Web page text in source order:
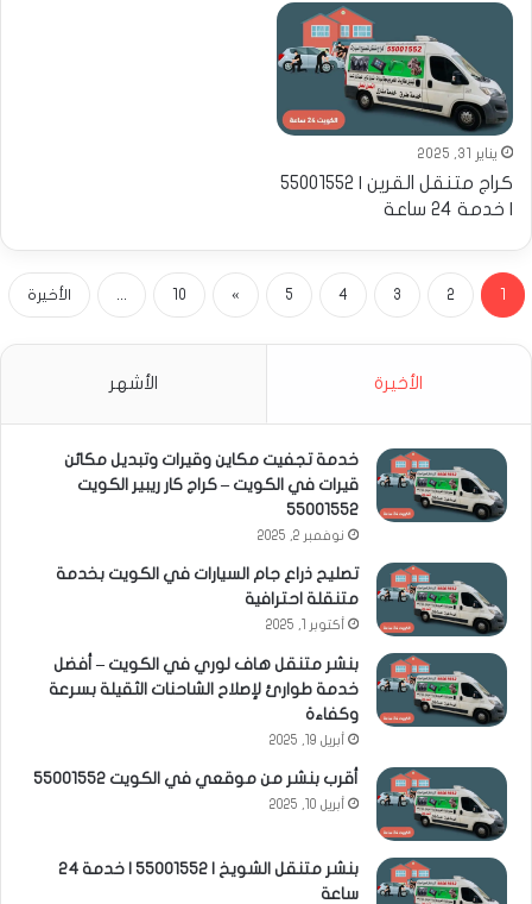
يناير 31, 2025
كراج متنقل القرين | 55001552
| خدمة 24 ساعة
2
3
4
5
»
10
... الأخيرة
الأخيرة الأشهر
خدمة تجفيت مكاين وقيرات وتبديل مكائن
قيرات في الكويت – كراج كار ريبير الكويت
55001552
نوفمبر 2, 2025
تصليح ذراع جام السيارات في الكويت بخدمة
متنقلة احترافية
أكتوبر 1, 2025
بنشر متنقل هاف لوري في الكويت – أفضل
خدمة طوارئ لإصلاح الشاحنات الثقيلة بسرعة
وكفاءة
أبريل 19, 2025
أقرب بنشر من موقعي في الكويت 55001552
أبريل 10, 2025
بنشر متنقل الشويخ | 55001552 | خدمة 24
ساعة